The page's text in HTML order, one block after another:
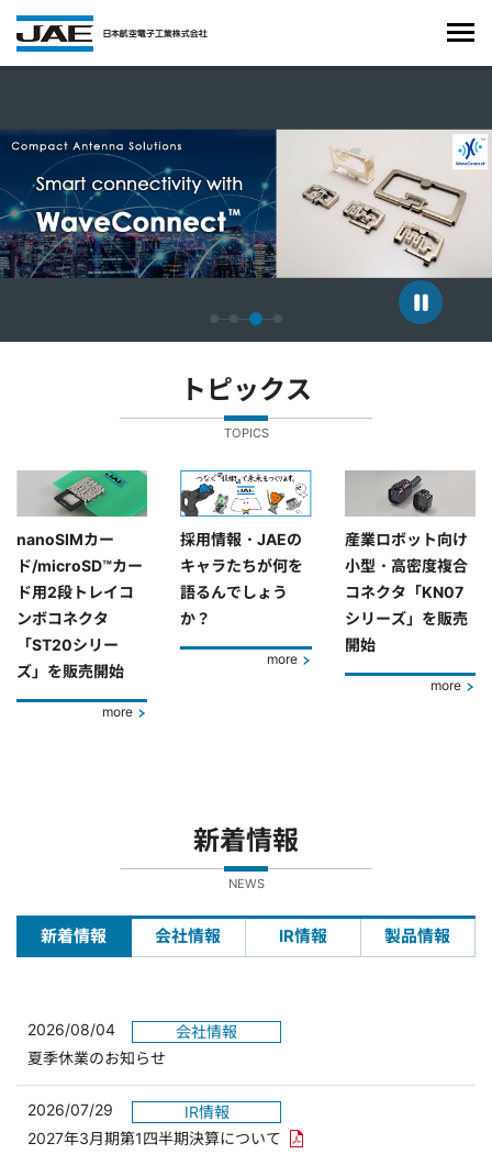
トピックス
TOPICS
nanoSIMカー
ド/microSD™カー
ド用2段トレイコ
ンボコネクタ
「ST20シリー
ズ」を販売開始
more
採用情報・JAEの
キャラたちが何を
語るんでしょう
か？
more
産業ロボット向け
小型・高密度複合
コネクタ「KN07
シリーズ」を販売
開始
more
新着情報
NEWS
新着情報 会社情報 IR情報 製品情報
2026/08/04
会社情報
夏季休業のお知らせ
2026/07/29
IR情報
2027年3月期第1四半期決算について PDFリンクを新しいウィンド